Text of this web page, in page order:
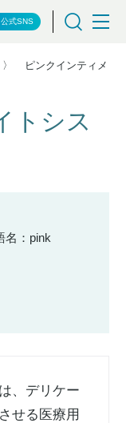
公式SNS
ピンクインティメ
トシス
名：pink
、デリケー
せる医療用